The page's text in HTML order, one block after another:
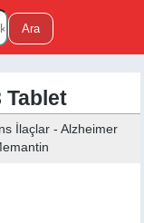
Tablet
İlaçlar - Alzheimer